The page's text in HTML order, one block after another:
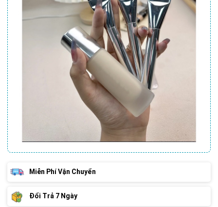
Miễn Phí Vận Chuyển
Đổi Trả 7 Ngày